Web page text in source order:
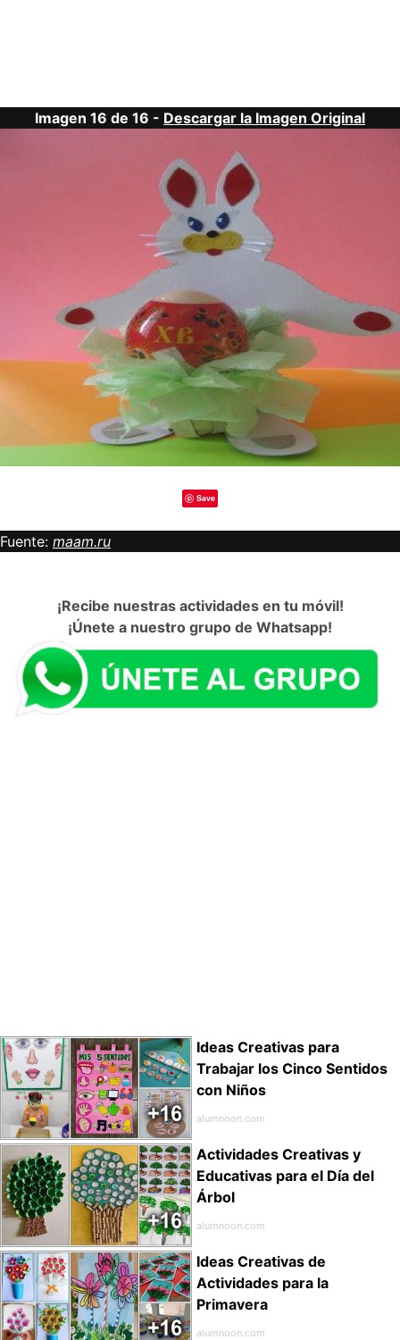
Imagen 16 de 16 - Descargar la Imagen Original
Save
Fuente: maam.ru
¡Recibe nuestras actividades en tu móvil!
¡Únete a nuestro grupo de Whatsapp!
Ideas Creativas para
Trabajar los Cinco Sentidos
con Niños
alumnoon.com
Actividades Creativas y
Educativas para el Día del
Árbol
alumnoon.com
Ideas Creativas de
Actividades para la
Primavera
alumnoon.com